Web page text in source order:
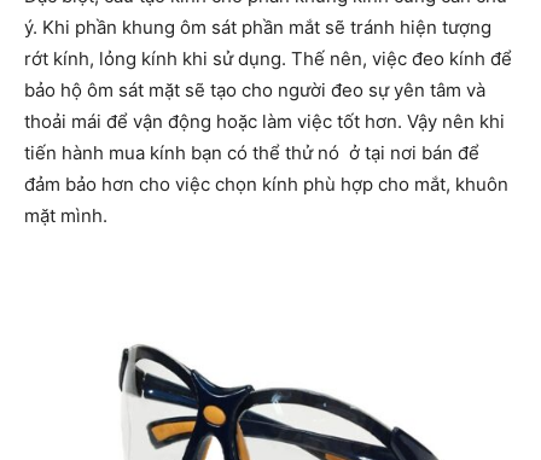
ý. Khi phần khung ôm sát phần mắt sẽ tránh hiện tượng
rớt kính, lỏng kính khi sử dụng. Thế nên, việc đeo kính để
bảo hộ ôm sát mặt sẽ tạo cho người đeo sự yên tâm và
thoải mái để vận động hoặc làm việc tốt hơn. Vậy nên khi
tiến hành mua kính bạn có thể thử nó ở tại nơi bán để
đảm bảo hơn cho việc chọn kính phù hợp cho mắt, khuôn
mặt mình.